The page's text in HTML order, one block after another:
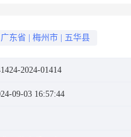
广东省 梅州市 五华县
2024-01414
09-03 16:57:44